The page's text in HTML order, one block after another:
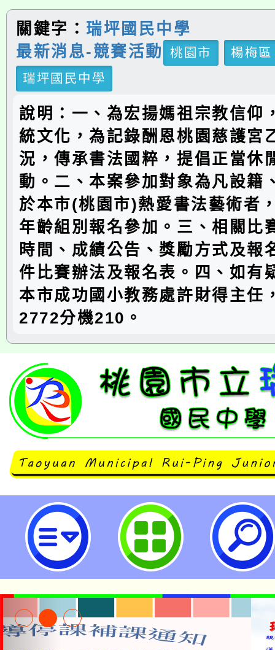
關鍵字： 瑞坪國民中學
最新消息-競賽活動
桃園市
楊梅區
瑞坪國民中學
說明：一、為宏揚媽祖宗教信仰
統文化，為記錄酬恩桃園慈護宮
況，傳承書法國粹，提倡正當休
動。二、本案參加對象為凡設籍
於本市(桃園市)熱愛書法藝術者
年齡組別報名參加。三、相關比
時間、成績公告、獎勵方式及報
件比賽辦法及報名表。四、如有
本市成功國小教務處許財得主任
2772分機210。
neilrpjhstyc網站設計者：徐嘉